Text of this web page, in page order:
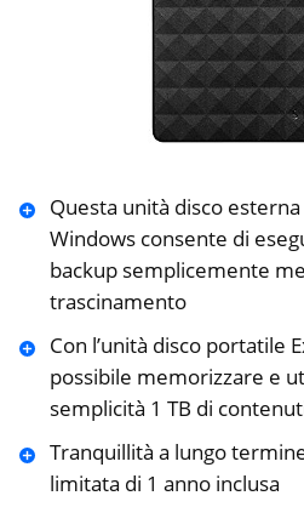
Questa unità disco
Windows consente di
backup semplicemente
trascinamento
Con l’unità disco portatile
possibile memorizzare e
semplicità 1 TB di
Tranquillità a lungo
limitata di 1 anno inclusa